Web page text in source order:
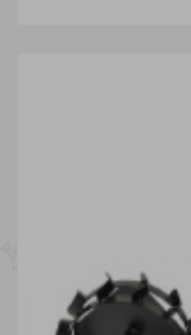
Склады